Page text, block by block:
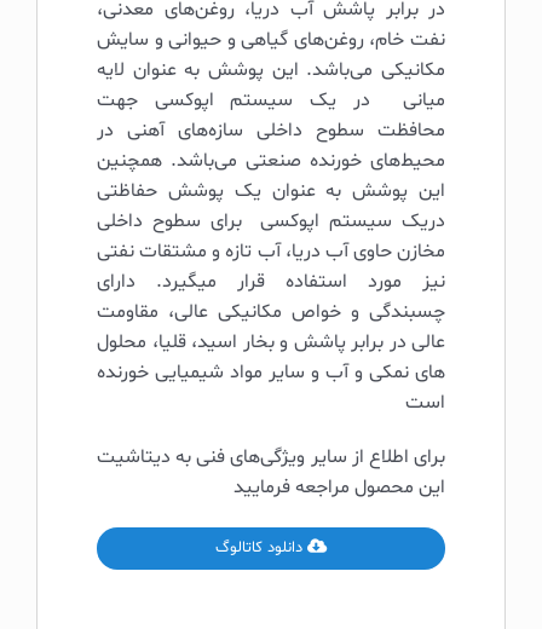
در برابر پاشش آب دریا، روغن‌های معدنی،
نفت خام، روغن‌های گیاهی و حیوانی و سایش
مکانیکی می‌باشد. این پوشش به عنوان لایه
میانی در یک سیستم اپوکسی جهت
محافظت سطوح داخلی سازه‌های آهنی در
محیط‌های خورنده صنعتی می‌باشد. همچنین
این پوشش به عنوان یک پوشش حفاظتی
دریک سیستم اپوکسی برای سطوح داخلی
مخازن حاوی آب دریا، آب تازه و مشتقات نفتی
نیز مورد استفاده قرار میگیرد. دارای
چسبندگی و خواص مکانیکی عالی، مقاومت
عالی در برابر پاشش و بخار اسید، قلیا، محلول
های نمکی و آب و سایر مواد شیمیایی خورنده
است
برای اطلاع از سایر ویژگی‌های فنی به دیتاشیت
این محصول مراجعه فرمایید
دانلود کاتالوگ